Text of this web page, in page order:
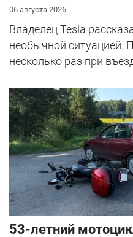
06 августа 2026
Владелец Tesla
необычной ситуацией.
несколько раз при
53-летний